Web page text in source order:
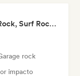
Skate Jams 🛹 Garage Rock, Surf Rock & Neo-Psych
rock
impacto